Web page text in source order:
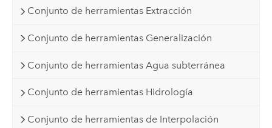
Conjunto de herramientas Extracción
Conjunto de herramientas Generalización
Conjunto de herramientas Agua subterránea
Conjunto de herramientas Hidrología
Conjunto de herramientas de Interpolación